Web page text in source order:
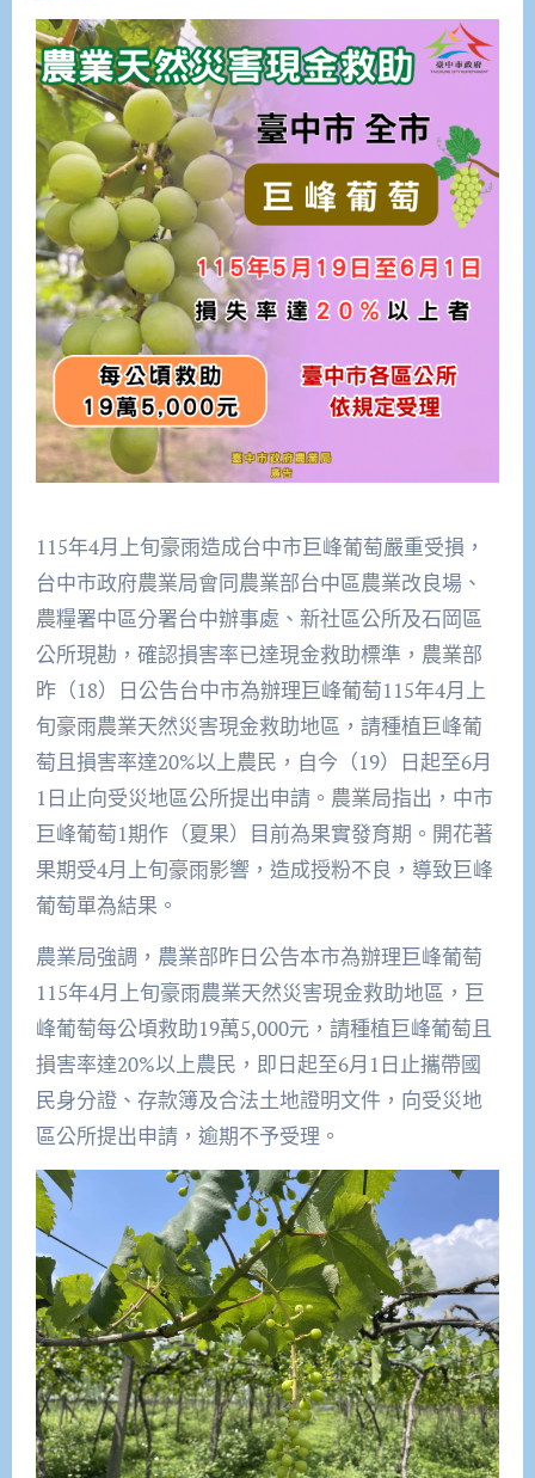
115年4月上旬豪雨造成台中市巨峰葡萄嚴重受損，
台中市政府農業局會同農業部台中區農業改良場、
農糧署中區分署台中辦事處、新社區公所及石岡區
公所現勘，確認損害率已達現金救助標準，農業部
昨（18）日公告台中市為辦理巨峰葡萄115年4月上
旬豪雨農業天然災害現金救助地區，請種植巨峰葡
萄且損害率達20%以上農民，自今（19）日起至6月
1日止向受災地區公所提出申請。農業局指出，中市
巨峰葡萄1期作（夏果）目前為果實發育期。開花著
果期受4月上旬豪雨影響，造成授粉不良，導致巨峰
葡萄單為結果。
農業局強調，農業部昨日公告本市為辦理巨峰葡萄
115年4月上旬豪雨農業天然災害現金救助地區，巨
峰葡萄每公頃救助19萬5,000元，請種植巨峰葡萄且
損害率達20%以上農民，即日起至6月1日止攜帶國
民身分證、存款簿及合法土地證明文件，向受災地
區公所提出申請，逾期不予受理。